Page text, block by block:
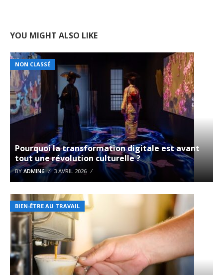
YOU MIGHT ALSO LIKE
NON CLASSÉ
Pourquoi la transformation digitale est avant
tout une révolution culturelle ?
BYADMIN6 3 AVRIL 2026
BIEN-ÊTRE AU TRAVAIL